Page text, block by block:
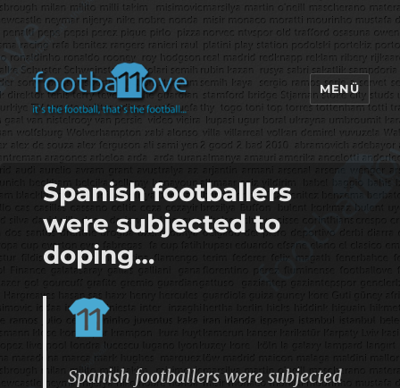
footbaLLove
MENÜ
Spanish footballers
were subjected to
doping…
Spanish footballers were subjected